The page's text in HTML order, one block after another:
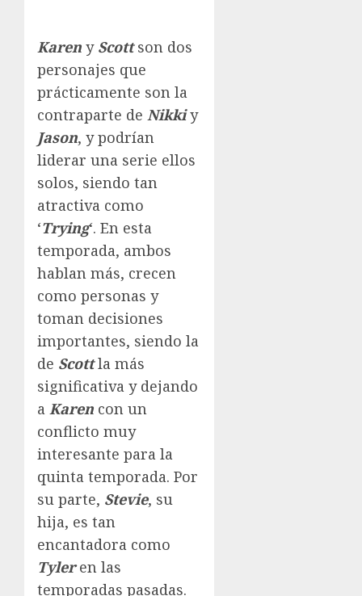
Karen y Scottson dos
personajes que
prácticamente son la
contraparte de Nikkiy
Jason, y podrían
liderar una serie ellos
solos, siendo tan
atractiva como
‘Trying‘. En esta
temporada, ambos
hablan más, crecen
como personas y
toman decisiones
importantes, siendo la
de Scottla más
significativa y dejando
a Karen con un
conflicto muy
interesante para la
quinta temporada. Por
su parte, Stevie, su
hija, es tan
encantadora como
Tyleren las
temporadas pasadas.